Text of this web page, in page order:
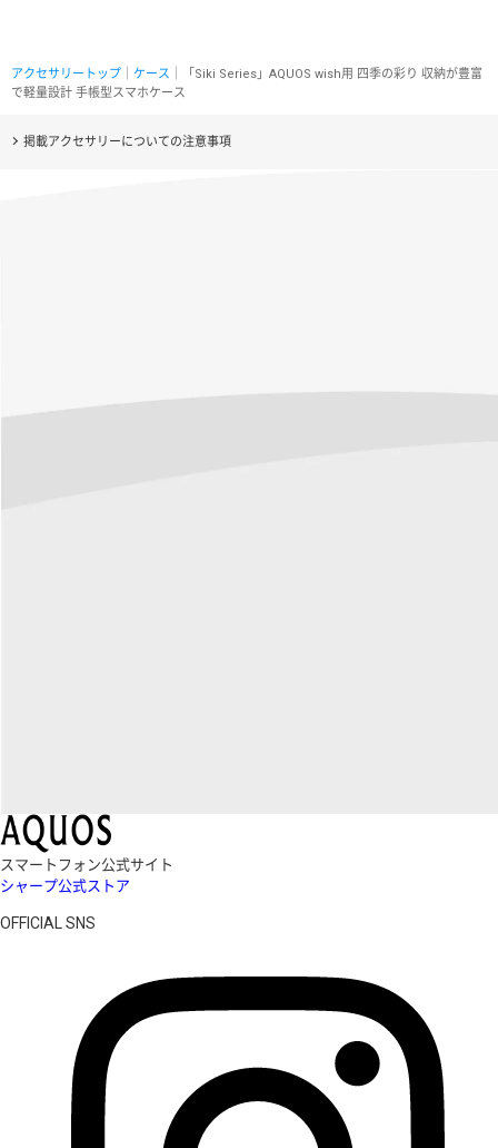
アクセサリートップ ケース ｜「Siki Series」AQUOS wish用 四季の彩り 収納が豊富
で軽量設計 手帳型スマホケース
掲載アクセサリーについての注意事項
スマートフォン公式サイト
シャープ公式ストア
OFFICIAL SNS